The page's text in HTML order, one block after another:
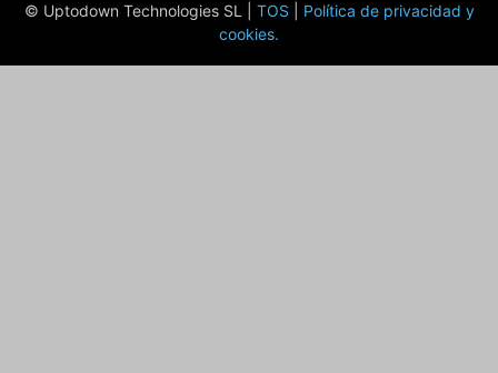
© Uptodown Technologies SL | TOS
Política de privacidad y
cookies.